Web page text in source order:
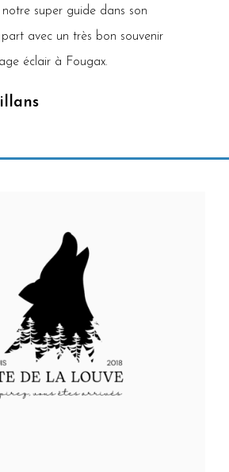
super guide dans son
avec un très bon souvenir
éclair à Fougax.